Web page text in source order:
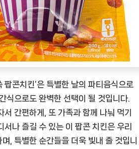
팝콘치킨’은 특별한 날의 파티음식으로
식으로도 완벽한 선택이 될 것입니다.
간편하게, 또 가족과 함께 나눠 먹기
서나 즐길 수 있는 이 팝콘 치킨은 우리
, 특별한 순간들을 더욱 빛내 줄 것입니